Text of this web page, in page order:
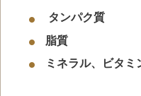
タンパク質
脂質
ミネラル、ビタミ